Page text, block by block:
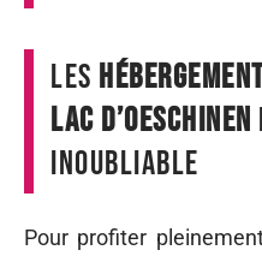
Les
lac d’Oeschinen
inoubliable
Pour profiter